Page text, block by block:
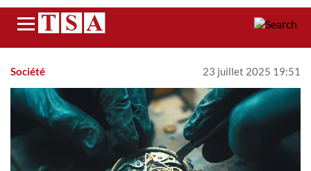
Menu
Société 23 juillet 2025 19:51